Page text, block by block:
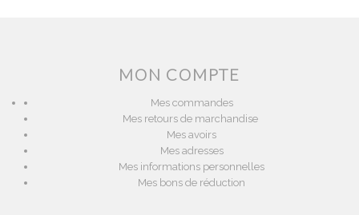
MON COMPTE
Mes commandes
Mes retours de marchandise
Mes avoirs
Mes adresses
Mes informations personnelles
Mes bons de réduction